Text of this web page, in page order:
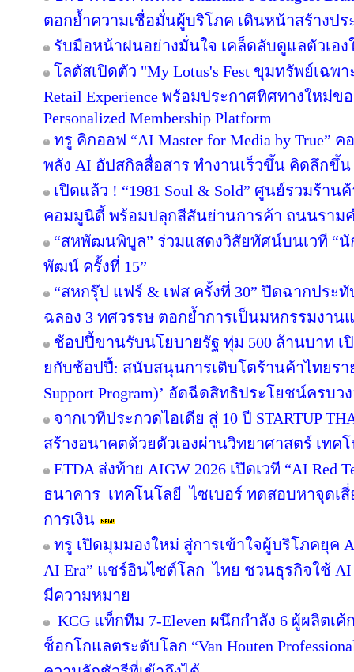
ตอกย้ำความเชื่อมั่นผู้บริโภค เดินหน้าสร้างป
รับมือหน้าฝนอย่างมั่นใจ เคล็ดลับดูแลตัวเอง
โลตัสเปิดตัว "My Lotus's Fest ขุมทรัพย์เฉ
Retail Experience พร้อมประกาศทิศทางใหม่ขอ
Personalized Membership Platform
ทรู คิกออฟ “AI Master for Media by True”
พลัง AI อัปสกิลสื่อสาร ทำงานเร็วขึ้น คิดลึกขึ้
เปิดแล้ว ! “1981 Soul & Sold” ศูนย์รวมร้
คอมมูนิตี้ พร้อมปลุกสีสันย่านการค้า ถนนราม
“สหพัฒนพิบูล” ร่วมแสดงวิสัยทัศน์บนเวที “
พัฒน์ ครั้งที่ 15”
“สหกรุ๊ป แฟร์ & เฟส ครั้งที่ 30” ปิดฉากประ
ฉลอง 3 ทศวรรษ ตอกย้ำการเป็นมหกรรมงา
ช้อปปี้ขานรับนโยบายรัฐ ทุ่ม 500 ล้านบาท เ
ยกับช้อปปี้: สนับสนุนการเติบโตร้านค้าไทยรา
Support Program)’ อัดฉีดสิทธิประโยชน์ครบว
จากเวทีประกวดไอเดีย สู่ 10 ปี STARTUP
สร้างอนาคตด้วยตัวเองผ่านวิทยาศาสตร์ เทค
ETDA ส่งท้าย AIGW 2026 เปิดเวที “AI Red
ธนาคาร–เทคโนโลยี–ไซเบอร์ ทดสอบหาจุดเ
การเงิน
ทรู เปิดมุมมองใหม่ สู่การเข้าใจผู้บริโภคยุค
AI Era” แชร์อินไซต์โลก–ไทย ชวนธุรกิจใช้
มีความหมาย
KCG แท็กทีม 7-Eleven ผนึกกำลัง 6 ผู้ผลิตเ
ช็อกโกแลตระดับโลก “Van Houten